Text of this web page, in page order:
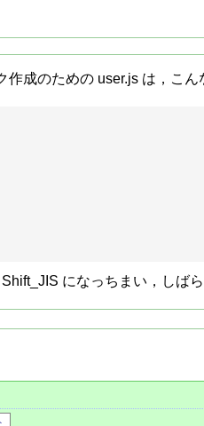
成のための user.js は，こん
になっちまい，しば